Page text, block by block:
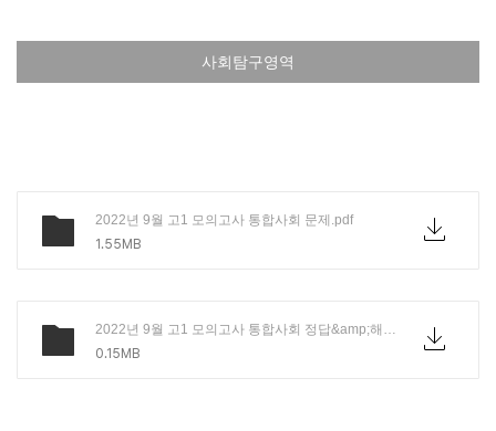
사회탐구영역
2022년 9월 고1 모의고사 통합사회 문제.pdf
1.55MB
2022년 9월 고1 모의고사 통합사회 정답&amp;해설.pdf
0.15MB